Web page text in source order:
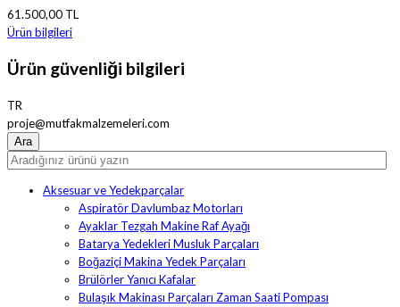
61.500,00 TL
Ürün bilgileri
Ürün güvenliği bilgileri
TR
proje@mutfakmalzemeleri.com
Aksesuar ve Yedekparçalar
Aspiratör Davlumbaz Motorları
Ayaklar Tezgah Makine Raf Ayağı
Batarya Yedekleri Musluk Parçaları
Boğaziçi Makina Yedek Parçaları
Brülörler Yanıcı Kafalar
Bulaşık Makinası Parçaları Zaman Saati Pompası